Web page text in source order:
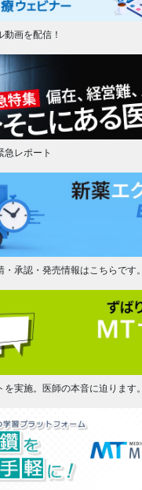
画を配信！
急レポート
承認・発売情報はこちらです。
実施。医師の本音に迫ります。